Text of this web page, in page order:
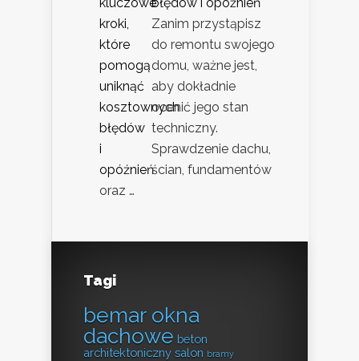
Zanim przystąpisz
do remontu swojego
domu, ważne jest,
aby dokładnie
ocenić jego stan
techniczny.
Sprawdzenie dachu,
ścian, fundamentów
oraz …
Tagi
bemar okna
dachowe beton
architektoniczny salon bramy